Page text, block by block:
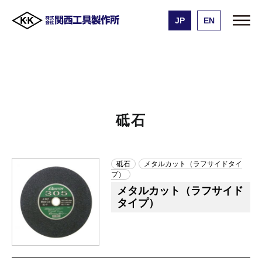
JP EN
砥石
砥石
メタルカット（ラフサイドタイ
プ）
メタルカット（ラフサイド
タイプ）